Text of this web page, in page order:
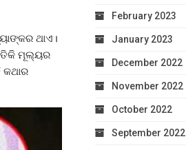
ଥାଏ।
ମୂଲ୍ୟର
February 2023
January 2023
December 2022
November 2022
October 2022
September 2022